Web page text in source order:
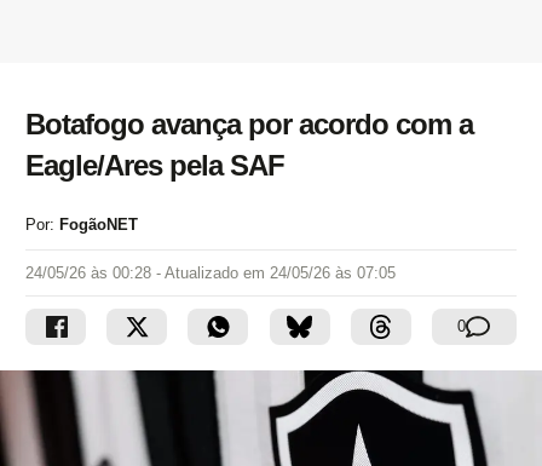
Botafogo avança por acordo com a
Eagle/Ares pela SAF
Por: FogãoNET
24/05/26 às 00:28 - Atualizado em 24/05/26 às 07:05
0